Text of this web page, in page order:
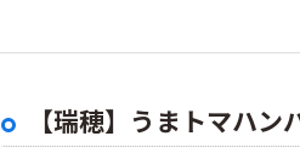
【瑞穂】うまトマハン